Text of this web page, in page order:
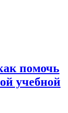
помочь
учебной